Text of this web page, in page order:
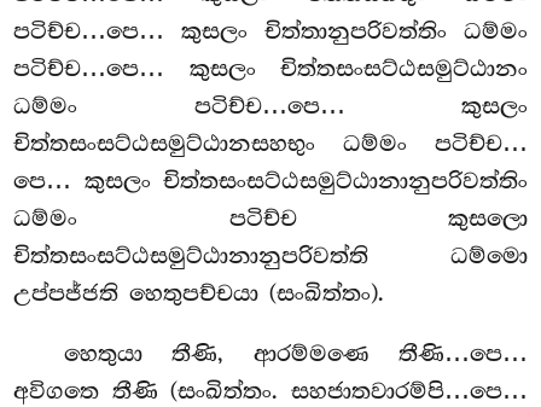
පටිච්ච…පෙ… කුසලං චිත්තානුපරිවත්තිං ධම්මං
පටිච්ච…පෙ… කුසලං චිත්තසංසට්ඨසමුට්ඨානං
ධම්මං පටිච්ච…පෙ… කුසලං
චිත්තසංසට්ඨසමුට්ඨානසහභුං ධම්මං පටිච්ච…
පෙ… කුසලං චිත්තසංසට්ඨසමුට්ඨානානුපරිවත්තිං
ධම්මං පටිච්ච කුසලො
චිත්තසංසට්ඨසමුට්ඨානානුපරිවත්ති ධම්මො
උප්පජ්ජති හෙතුපච්චයා (සංඛිත්තං).
හෙතුයා තීණි, ආරම්මණෙ තීණි…පෙ…
අවිගතෙ තීණි (සංඛිත්තං. සහජාතවාරම්පි…පෙ…